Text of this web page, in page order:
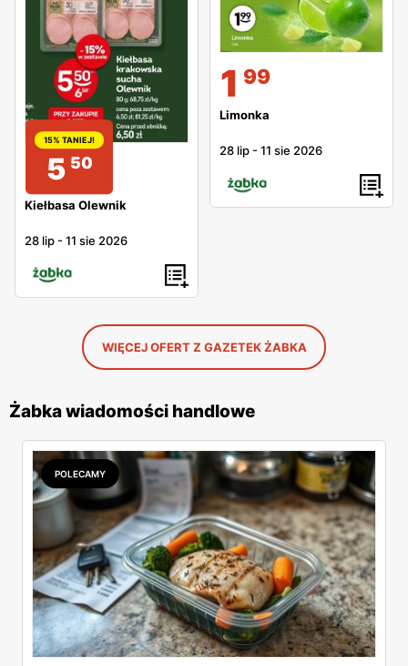
15% TANIEJ!
5 50
Kiełbasa Olewnik
28 lip -11 sie 2026
1 99
Limonka
28 lip -11 sie 2026
WIĘCEJ OFERT Z GAZETEK ŻABKA
Żabka wiadomości handlowe
POLECAMY